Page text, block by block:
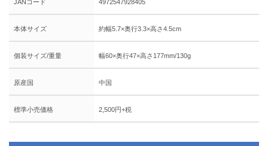
JANコード 4972547928405
本体サイズ 約幅5.7×奥行3.3×高さ4.5cm
個装サイズ/重量 幅60×奥行47×高さ177mm/130g
原産国 中国
標準小売価格 2,500円+税